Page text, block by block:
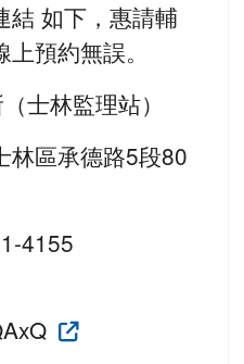
結 如下，惠請輔
預約無誤。
士林監理站）
林區承德路5段80
4155